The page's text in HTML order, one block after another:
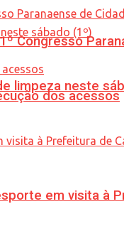
limpeza neste
em visita à
Congresso
dos acessos